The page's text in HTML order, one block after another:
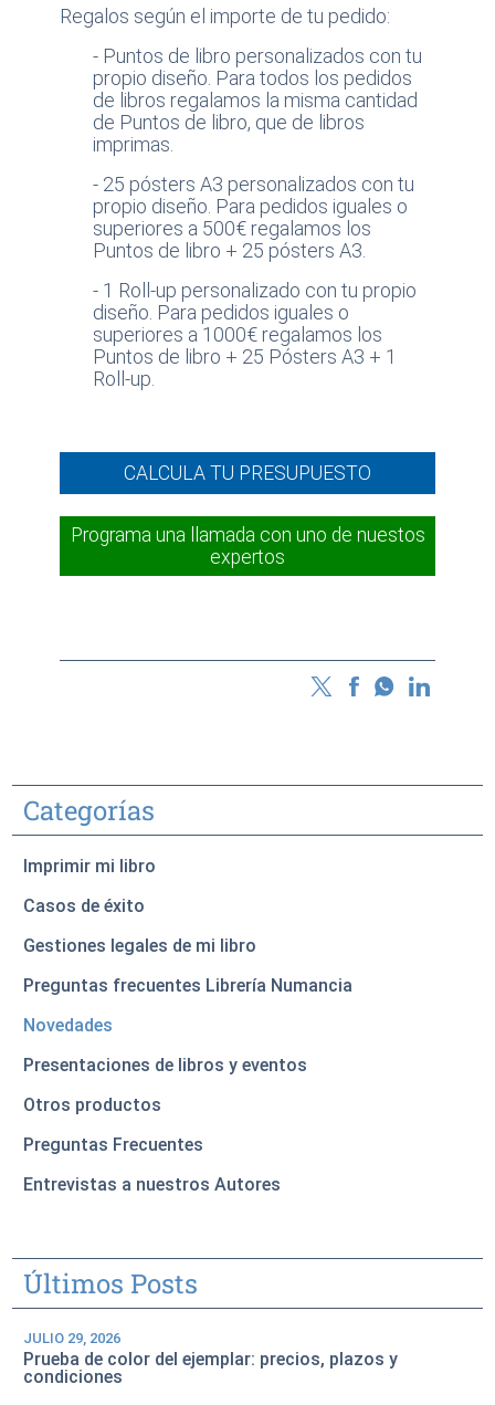
Regalos según el importe de tu pedido:
- Puntos de libro personalizados con tu
propio diseño. Para todos los pedidos
de libros regalamos la misma cantidad
de Puntos de libro, que de libros
imprimas.
- 25 pósters A3 personalizados con tu
propio diseño. Para pedidos iguales o
superiores a 500€ regalamos los
Puntos de libro + 25 pósters A3.
- 1 Roll-up personalizado con tu propio
diseño. Para pedidos iguales o
superiores a 1000€ regalamos los
Puntos de libro + 25 Pósters A3 + 1
Roll-up.
CALCULA TU PRESUPUESTO
Programa una llamada con uno de nuestos
expertos
Categorías
Imprimir mi libro
Casos de éxito
Gestiones legales de mi libro
Preguntas frecuentes Librería Numancia
Novedades
Presentaciones de libros y eventos
Otros productos
Preguntas Frecuentes
Entrevistas a nuestros Autores
Últimos Posts
JULIO 29, 2026
Prueba de color del ejemplar: precios, plazos y
condiciones